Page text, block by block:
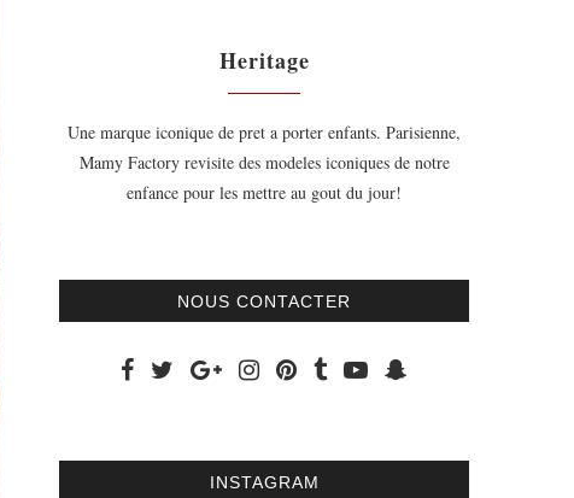
Heritage
Une marque iconique de pret a porter enfants. Parisienne,
Mamy Factory revisite des modeles iconiques de notre
enfance pour les mettre au gout du jour!
NOUS CONTACTER
INSTAGRAM